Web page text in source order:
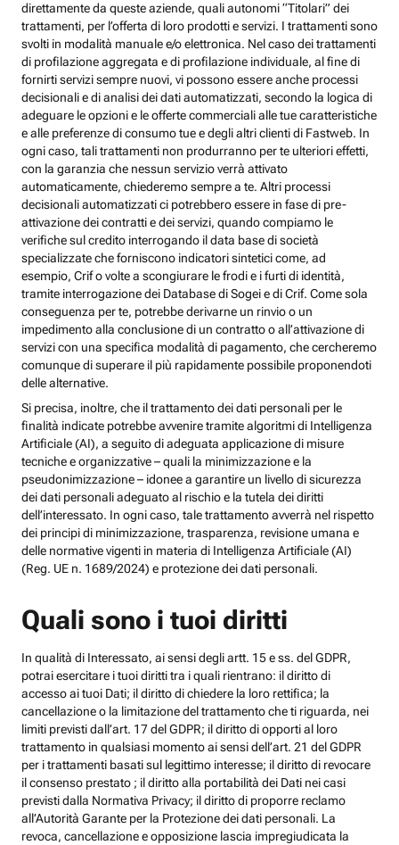
direttamente da queste aziende, quali autonomi “Titolari” dei
trattamenti, per l’offerta di loro prodotti e servizi. I trattamenti sono
svolti in modalità manuale e/o elettronica. Nel caso dei trattamenti
di profilazione aggregata e di profilazione individuale, al fine di
fornirti servizi sempre nuovi, vi possono essere anche processi
decisionali e di analisi dei dati automatizzati, secondo la logica di
adeguare le opzioni e le offerte commerciali alle tue caratteristiche
e alle preferenze di consumo tue e degli altri clienti di Fastweb. In
ogni caso, tali trattamenti non produrranno per te ulteriori effetti,
con la garanzia che nessun servizio verrà attivato
automaticamente, chiederemo sempre a te. Altri processi
decisionali automatizzati ci potrebbero essere in fase di pre-
attivazione dei contratti e dei servizi, quando compiamo le
verifiche sul credito interrogando il data base di società
specializzate che forniscono indicatori sintetici come, ad
esempio, Crif o volte a scongiurare le frodi e i furti di identità,
tramite interrogazione dei Database di Sogei e di Crif. Come sola
conseguenza per te, potrebbe derivarne un rinvio o un
impedimento alla conclusione di un contratto o all’attivazione di
servizi con una specifica modalità di pagamento, che cercheremo
comunque di superare il più rapidamente possibile proponendoti
delle alternative.
Si precisa, inoltre, che il trattamento dei dati personali per le
finalità indicate potrebbe avvenire tramite algoritmi di Intelligenza
Artificiale (AI), a seguito di adeguata applicazione di misure
tecniche e organizzative – quali la minimizzazione e la
pseudonimizzazione – idonee a garantire un livello di sicurezza
dei dati personali adeguato al rischio e la tutela dei diritti
dell’interessato. In ogni caso, tale trattamento avverrà nel rispetto
dei principi di minimizzazione, trasparenza, revisione umana e
delle normative vigenti in materia di Intelligenza Artificiale (AI)
(Reg. UE n. 1689/2024) e protezione dei dati personali.
Quali sono i tuoi diritti
In qualità di Interessato, ai sensi degli artt. 15 e ss. del GDPR,
potrai esercitare i tuoi diritti tra i quali rientrano: il diritto di
accesso ai tuoi Dati; il diritto di chiedere la loro rettifica; la
cancellazione o la limitazione del trattamento che ti riguarda, nei
limiti previsti dall’art. 17 del GDPR; il diritto di opporti al loro
trattamento in qualsiasi momento ai sensi dell’art. 21 del GDPR
per i trattamenti basati sul legittimo interesse; il diritto di revocare
il consenso prestato ; il diritto alla portabilità dei Dati nei casi
previsti dalla Normativa Privacy; il diritto di proporre reclamo
all’Autorità Garante per la Protezione dei dati personali. La
revoca, cancellazione e opposizione lascia impregiudicata la